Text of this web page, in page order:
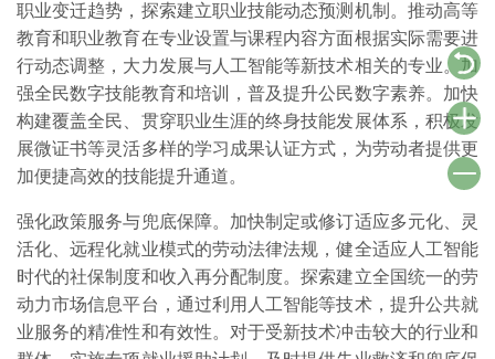
职业变迁趋势，探索建立职业技能动态预测机制。推动高等
教育和职业教育在专业设置与课程内容方面根据实际需要进
行动态调整，大力发展与人工智能等新技术相关的专业。加
强全民数字技能教育和培训，普及提升公民数字素养。加快
构建覆盖全民、贯穿职业生涯的终身技能发展体系，积极发
展微证书等灵活多样的学习成果认证方式，为劳动者提供更
加便捷高效的技能提升通道。
强化政策服务与兜底保障。加快制定或修订适应多元化、灵
活化、远程化就业模式的劳动法律法规，健全适应人工智能
时代的社保制度和收入再分配制度。探索建立全国统一的劳
动力市场信息平台，通过利用人工智能等技术，提升公共就
业服务的精准性和有效性。对于受新技术冲击较大的行业和